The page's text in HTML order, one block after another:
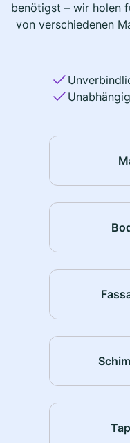
benötigst – wir holen
von verschiedenen
Unabhängig